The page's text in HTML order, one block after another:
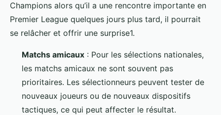
Champions alors qu’il a une rencontre importante en
Premier League quelques jours plus tard, il pourrait
se relâcher et offrir une surprise1.
Matchs amicaux : Pour les sélections nationales,
les matchs amicaux ne sont souvent pas
prioritaires. Les sélectionneurs peuvent tester de
nouveaux joueurs ou de nouveaux dispositifs
tactiques, ce qui peut affecter le résultat.